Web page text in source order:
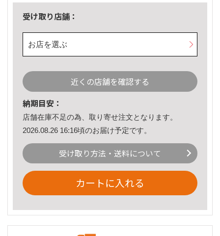
受け取り店舗：
お店を選ぶ
近くの店舗を確認する
納期目安：
店舗在庫不足の為、取り寄せ注文となります。
2026.08.26 16:16頃のお届け予定です。
受け取り方法・送料について
カートに入れる